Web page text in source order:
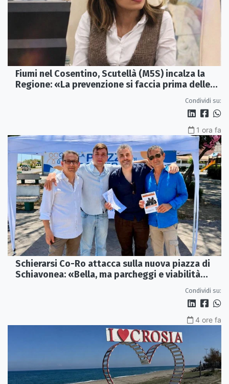
Fiumi nel Cosentino, Scutellà (M5S) incalza la
Regione: «La prevenzione si faccia prima delle
Condividi su:
1 ora fa
Schierarsi Co-Ro attacca sulla nuova piazza di
Schiavonea: «Bella, ma parcheggi e viabilità
Condividi su:
4 ore fa